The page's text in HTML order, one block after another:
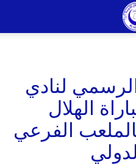
لنادي
الهلال
الفرعي